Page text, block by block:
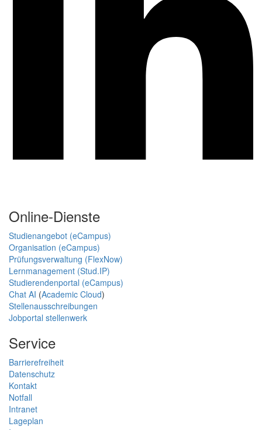
Online-Dienste
Studienangebot (eCampus)
Organisation (eCampus)
Prüfungsverwaltung (FlexNow)
Lernmanagement (Stud.IP)
Studierendenportal (eCampus)
Chat AI (Academic Cloud)
Stellenausschreibungen
Jobportal stellenwerk
Service
Barrierefreiheit
Datenschutz
Kontakt
Notfall
Intranet
Lageplan